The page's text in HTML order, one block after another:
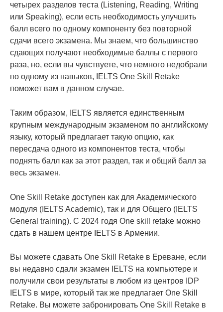
четырех разделов теста (Listening, Reading, Writing
или Speaking), если есть необходимость улучшить
балл всего по одному компоненту без повторной
сдачи всего экзамена. Мы знаем, что большинство
сдающих получают необходимые баллы с первого
раза, но, если вы чувствуете, что немного недобрали
по одному из навыков, IELTS One Skill Retake
поможет вам в данном случае.
Таким образом, IELTS является единственным
крупным международным экзаменом по английскому
языку, который предлагает такую опцию, как
пересдача одного из компонентов теста, чтобы
поднять балл как за этот раздел, так и общий балл за
весь экзамен.
One Skill Retake доступен как для Академического
модуля (IELTS Academic), так и для Общего (IELTS
General training). С 2024 годя One skill retake можно
сдать в нашем центре IELTS в Армении.
Вы можете сдавать One Skill Retake в Ереване, если
вы недавно сдали экзамен IELTS на компьютере и
получили свои результаты в любом из центров IDP
IELTS в мире, который так же предлагает One Skill
Retake. Вы можете забронировать One Skill Retake в